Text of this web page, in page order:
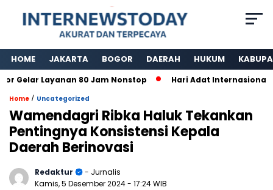
HOME JAKARTA BOGOR DAERAH HUKUM
Layanan 80 Jam Nonstop Hari Adat Internasional Ke
Home / Uncategorized
Wamendagri Ribka Haluk Tekankan
Pentingnya Konsistensi Kepala
Daerah Berinovasi
Redaktur
- Jurnalis
Kamis, 5 Desember 2024- 17:24 WIB